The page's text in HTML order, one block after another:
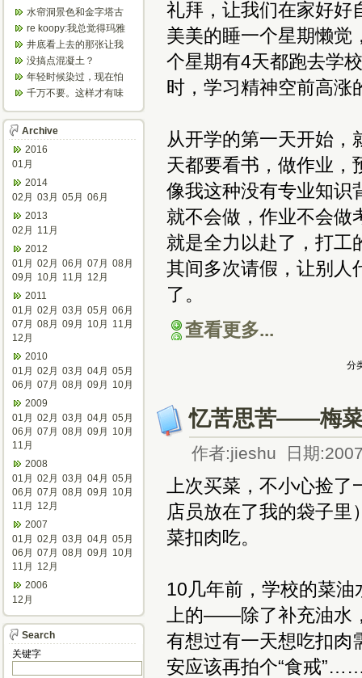
礼拜，让我们在家好好
美美的睡一个星期懒觉
个星期有4天都跑去学
时，学习精神空前高涨
从开学的第一天开始，
天都要看书，做作业，
像我这种没有专业知识
就不会做，作业不会做
就是全力以赴了，打工
其间多次请假，让别人
了。
查看更多...
分
忆苦思苦——梅
作者:jieshu 日期
上次买菜，不小心捡
店员放在了我的袋子里
菜扣肉吃。
10几年前，学校的菜
上的——除了补充油水
有想过有一天想吃扣
安应该再拍个“食戒
了匹配的...
and...
水帘洞景色和金字塔古
迹都不错。
re koopy:我总觉得玛雅
人见过外星人。不然哪...
井底看上去的那张让我
想起了蝙蝠侠。。下棋
那张会不会...
没搞点混凝土？
年轻时候染过，现在怕
伤头发不敢染了。不过
千万不要。这样才有味
气场。
Archive
2016
01月
2014
02月 03月 05月 06月
2013
02月
11月
2012
01月 02月 06月 07月 08月
09月
10月 11月
12月
2011
01月 02月 03月 05月 06月
07月 08月 09月 10月
11月
12月
2010
01月 02月 03月 04月 05月
06月 07月 08月 09月
10月
2009
01月 02月 03月 04月 05月
06月 07月 08月 09月
10月
11月
2008
01月 02月 03月 04月 05月
06月 07月 08月 09月
10月
11月
12月
2007
01月 02月 03月 04月 05月
06月 07月 08月 09月
10月
11月
12月
2006
12月
Search
关键字